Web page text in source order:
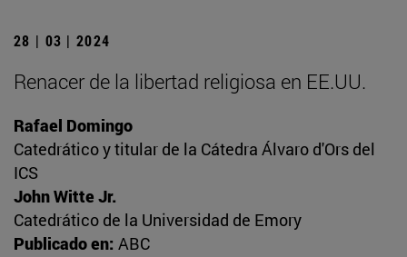
28 | 03 | 2024
Renacer de la libertad religiosa en EE.UU.
Rafael Domingo
Catedrático y titular de la Cátedra Álvaro d'Ors del
ICS
John Witte Jr.
Catedrático de la Universidad de Emory
Publicado en: ABC